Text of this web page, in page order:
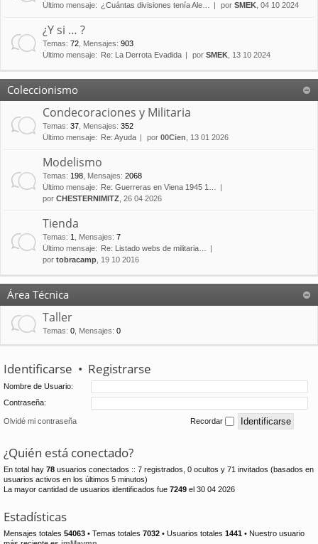
Último mensaje: ¿Cuántas divisiones tenía Ale… por SMEK , 04 10 2024
¿Y si … ?
Temas: 72 Mensajes: 903
Último mensaje:
Re: La Derrota Evadida por SMEK , 13 10 2024
Coleccionismo
Condecoraciones y Militaria
Temas: 37 Mensajes: 352
Último mensaje:
Re: Ayuda por 00Cien , 13 01 2026
Modelismo
Temas: 198 Mensajes: 2068
Último mensaje:
Re: Guerreras en Viena 1945 1…
por CHESTERNIMITZ , 26 04 2026
Tienda
Temas: 1 Mensajes: 7
Último mensaje:
Re: Listado webs de militaria…
por tobracamp , 19 10 2016
Área Técnica
Taller
Temas: 0 Mensajes: 0
Identificarse • Registrarse
Nombre de Usuario:
Contraseña:
Olvidé mi contraseña Recordar
¿Quién está conectado?
En total hay 78 usuarios conectados :: 7 registrados, 0 ocultos y 71 invitados (basados en
usuarios activos en los últimos 5 minutos)
La mayor cantidad de usuarios identificados fue 7249 el 30 04 2026
Estadísticas
Mensajes totales 54063 • Temas totales 7032 • Usuarios totales 1441 • Nuestro usuario